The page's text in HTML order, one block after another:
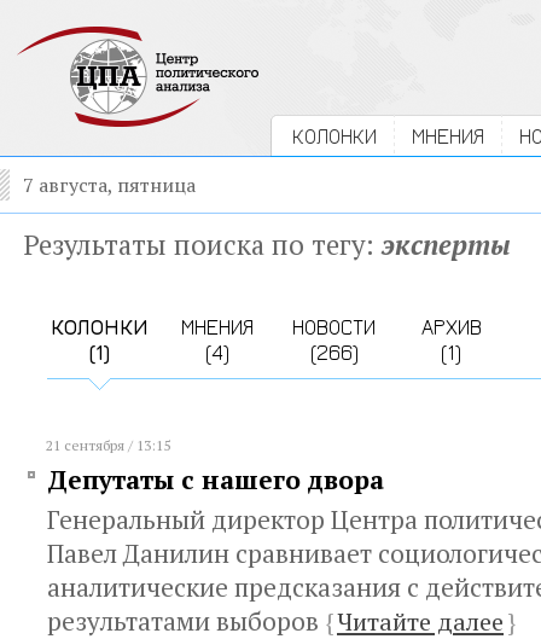
КОЛОНКИ МНЕНИЯ
7 августа, пятница
Результаты поиска по тегу:эксперты
КОЛОНКИ
(1)
МНЕНИЯ
(4)
НОВОСТИ
(266)
АРХИВ
(1)
21 сентября / 13:15
Депутаты с нашего двора
Генеральный директор Центра
Павел Данилин сравнивает
аналитические предсказания с
результатами выборов {Читайте далее}